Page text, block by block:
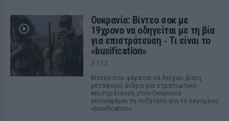
Ουκρανία: Βίντεο σοκ με
19χρονο να οδηγείται με τη βία
για επιστράτευση ‑ Τι είναι το
«busification»
ΧΤΕΣ
Βίντεο που φέρεται να δείχνει βίαιη
μεταφορά άνδρα για στρατιωτική
επιστράτευση στην Ουκρανία
επαναφέρει τη συζήτηση για το λεγόμενο
«busification».